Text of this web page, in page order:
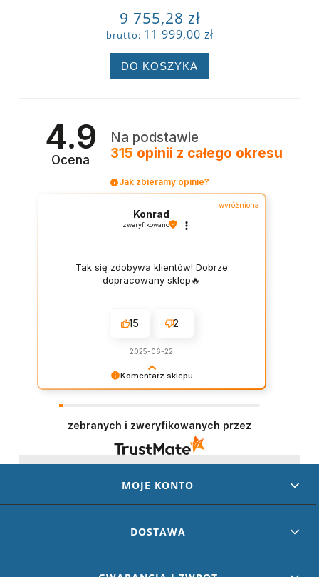
9 755,28 zł
brutto: 11 999,00 zł
DO KOSZYKA
4.9
Ocena
Na podstawie
315 opinii z całego okresu
Jak zbieramy opinie?
Komentarz sklepu
słowo od naszych klientów. Staramy się
codziennie spełniać oczekiwania kupujących.
Będzie nam miło gościć Cię ponownie!
wyróżniona
Konrad
zweryfikowano
Tak się zdobywa klientów! Dobrze
dopracowany sklep🔥
15 2
2025-06-22
zebranych i zweryfikowanych przez
MOJE KONTO
DOSTAWA